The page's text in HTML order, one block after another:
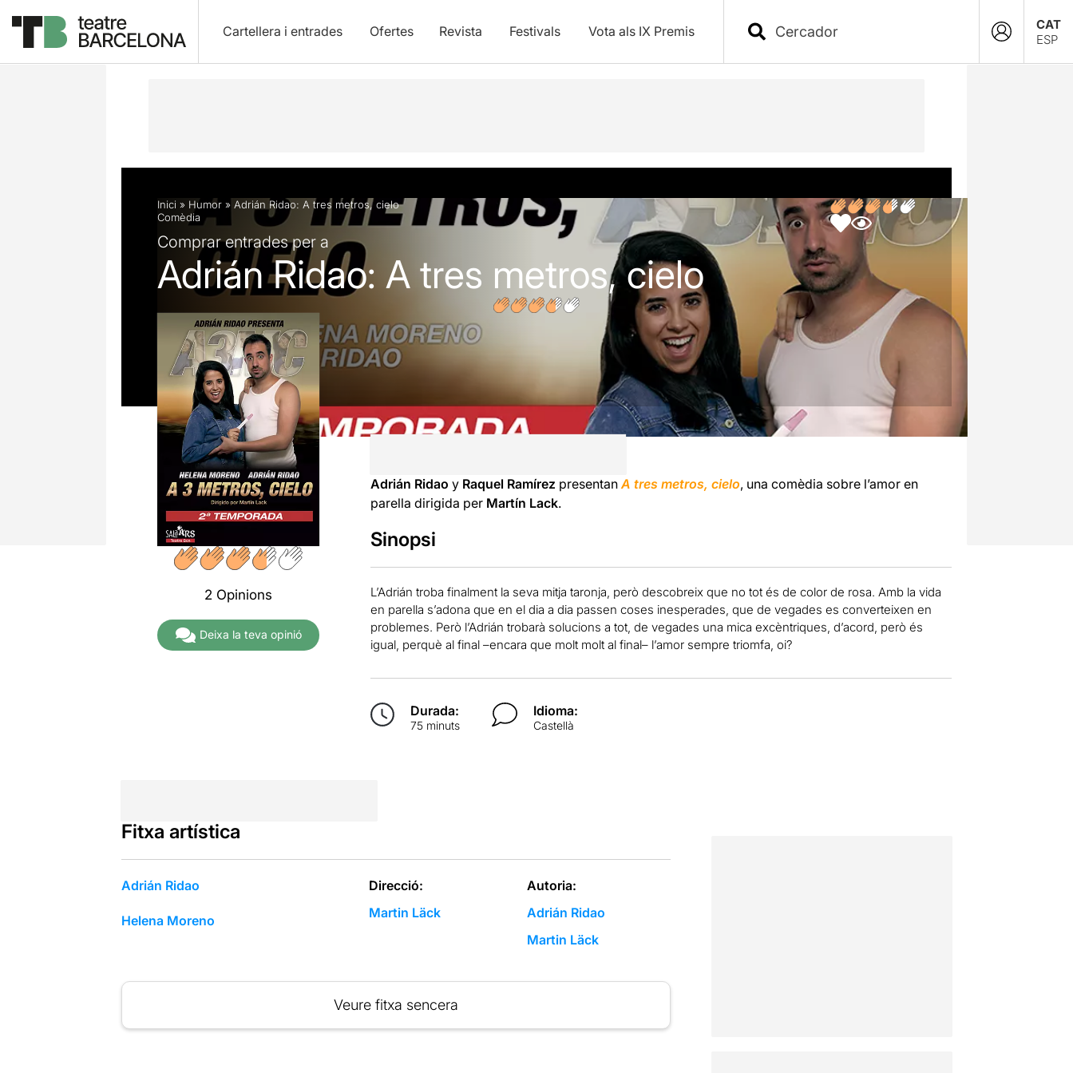
Cartellera i entrades Ofertes Revista Festivals Vota als IX Premis
CAT
ESP
Descripció Fitxa artística Opinions
Inici » Humor » Adrián Ridao: A tres metros, cielo
Comèdia
Comprar entrades per a
Adrián Ridao: A tres metros, cielo
2 Opinions
Deixa la teva opinió
Adrián Ridao y Raquel Ramírez presentanA tres metros, cielo, una comèdia sobre l’amor en
parella dirigida per Martín Lack.
Sinopsi
L’Adrián troba finalment la seva mitja taronja, però descobreix que no tot és de color de rosa. Amb la vida
en parella s’adona que en el dia a dia passen coses inesperades, que de vegades es converteixen en
problemes. Però l’Adrián trobarà solucions a tot, de vegades una mica excèntriques, d’acord, però és
igual, perquè al final –encara que molt molt al final– l’amor sempre triomfa, oi?
Durada:
75 minuts
Idioma:
Castellà
Fitxa artística
Adrián Ridao
Helena Moreno
Direcció:
Martin Läck
Autoria:
Adrián Ridao
Martin Läck
Veure fitxa sencera